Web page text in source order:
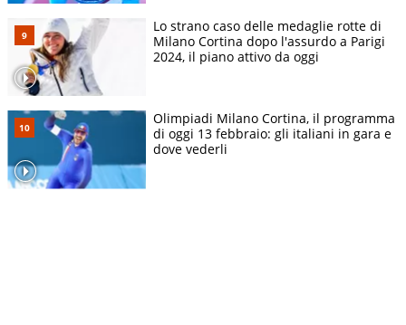
Lo strano caso delle medaglie rotte di
Milano Cortina dopo l'assurdo a Parigi
2024, il piano attivo da oggi
Olimpiadi Milano Cortina, il programma
di oggi 13 febbraio: gli italiani in gara e
dove vederli